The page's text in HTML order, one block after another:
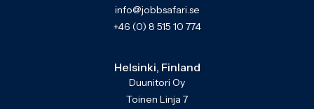
info@jobbsafari.se
+46 (0) 8 515 10 774
Helsinki, Finland
Duunitori Oy
Toinen Linja 7